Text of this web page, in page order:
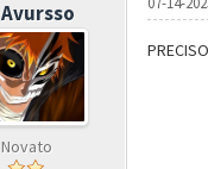
Avursso
Novato